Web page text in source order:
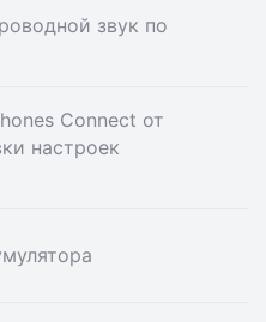
звук по
Connect от
настроек